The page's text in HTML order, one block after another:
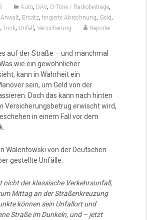
Auto, DAV, O-Töne / Radiobeiträge,
Anwalt, Ersatz, fingierte Abrechnung, Geld,
Trick, Unfall , Versicherung Reporter
auf der Straße – und manchmal
wie ein gewöhnlicher
kann in Wahrheit ein
sein, um Geld von der
Doch das kann nach hinten
Versicherungsbetrug erwischt wird,
in einem Fall vor dem
Walentowski von der Deutschen
gestellte Unfälle:
nicht der klassische Verkehrsunfall,
Mittag an der Straßenkreuzung
können sein Unfallort und
Straße im Dunkeln, und – jetzt